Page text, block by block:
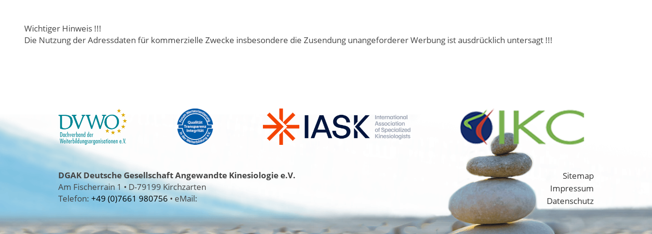
Wichtiger Hinweis !!!
Die Nutzung der Adressdaten für kommerzielle Zwecke insbesondere die Zusendung unangeforderer Werbung ist ausdrücklich untersagt !!!
DGAKDeutsche Gesellschaft Angewandte Kinesiologie e.V.
Am Fischerrain 1• D-79199 Kirchzarten
Telefon: +49 (0)7661 980756 • eMail:
Sitemap
Impressum
Datenschutz